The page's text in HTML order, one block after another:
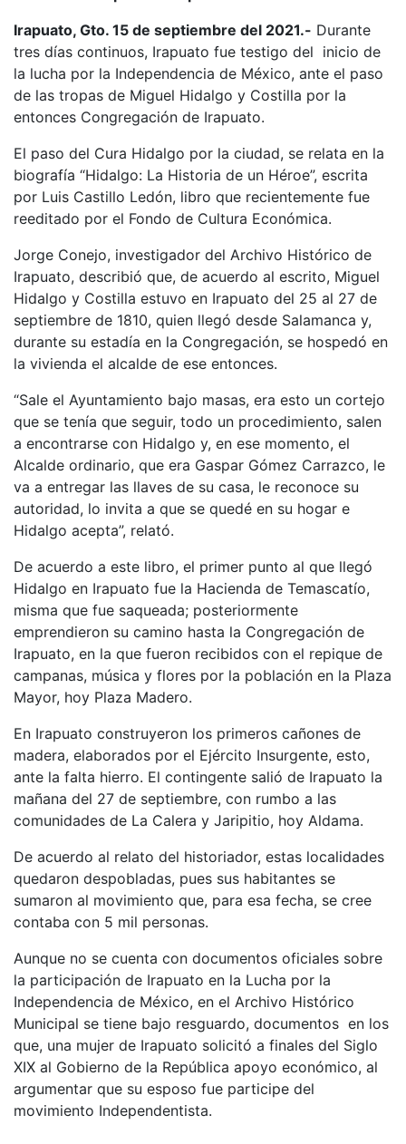
Irapuato, Gto. 15 de septiembre del 2021.- Durante
tres días continuos, Irapuato fue testigo del inicio de
la lucha por la Independencia de México, ante el paso
de las tropas de Miguel Hidalgo y Costilla por la
entonces Congregación de Irapuato.
El paso del Cura Hidalgo por la ciudad, se relata en la
biografía “Hidalgo: La Historia de un Héroe”, escrita
por Luis Castillo Ledón, libro que recientemente fue
reeditado por el Fondo de Cultura Económica.
Jorge Conejo, investigador del Archivo Histórico de
Irapuato, describió que, de acuerdo al escrito, Miguel
Hidalgo y Costilla estuvo en Irapuato del 25 al 27 de
septiembre de 1810, quien llegó desde Salamanca y,
durante su estadía en la Congregación, se hospedó en
la vivienda el alcalde de ese entonces.
“Sale el Ayuntamiento bajo masas, era esto un cortejo
que se tenía que seguir, todo un procedimiento, salen
a encontrarse con Hidalgo y, en ese momento, el
Alcalde ordinario, que era Gaspar Gómez Carrazco, le
va a entregar las llaves de su casa, le reconoce su
autoridad, lo invita a que se quedé en su hogar e
Hidalgo acepta”, relató.
De acuerdo a este libro, el primer punto al que llegó
Hidalgo en Irapuato fue la Hacienda de Temascatío,
misma que fue saqueada; posteriormente
emprendieron su camino hasta la Congregación de
Irapuato, en la que fueron recibidos con el repique de
campanas, música y flores por la población en la Plaza
Mayor, hoy Plaza Madero.
En Irapuato construyeron los primeros cañones de
madera, elaborados por el Ejército Insurgente, esto,
ante la falta hierro. El contingente salió de Irapuato la
mañana del 27 de septiembre, con rumbo a las
comunidades de La Calera y Jaripitio, hoy Aldama.
De acuerdo al relato del historiador, estas localidades
quedaron despobladas, pues sus habitantes se
sumaron al movimiento que, para esa fecha, se cree
contaba con 5 mil personas.
Aunque no se cuenta con documentos oficiales sobre
la participación de Irapuato en la Lucha por la
Independencia de México, en el Archivo Histórico
Municipal se tiene bajo resguardo, documentos en los
que, una mujer de Irapuato solicitó a finales del Siglo
XIX al Gobierno de la República apoyo económico, al
argumentar que su esposo fue participe del
movimiento Independentista.